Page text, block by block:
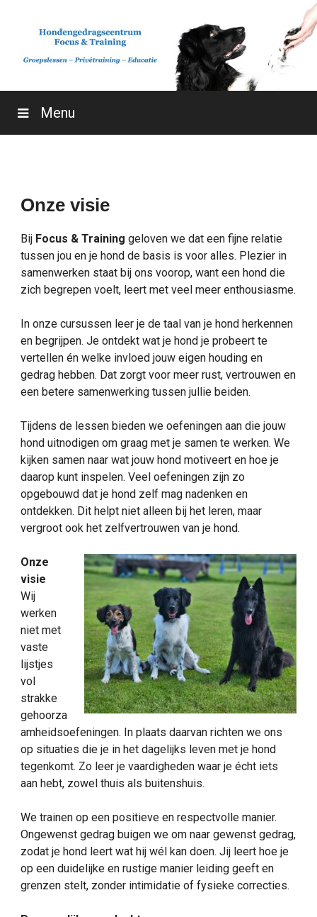
Menu
Onze visie
Bij Focus & Training geloven we dat een fijne relatie
tussen jou en je hond de basis is voor alles. Plezier in
samenwerken staat bij ons voorop, want een hond die
zich begrepen voelt, leert met veel meer enthousiasme.
In onze cursussen leer je de taal van je hond herkennen
en begrijpen. Je ontdekt wat je hond je probeert te
vertellen én welke invloed jouw eigen houding en
gedrag hebben. Dat zorgt voor meer rust, vertrouwen en
een betere samenwerking tussen jullie beiden.
Tijdens de lessen bieden we oefeningen aan die jouw
hond uitnodigen om graag met je samen te werken. We
kijken samen naar wat jouw hond motiveert en hoe je
daarop kunt inspelen. Veel oefeningen zijn zo
opgebouwd dat je hond zelf mag nadenken en
ontdekken. Dit helpt niet alleen bij het leren, maar
vergroot ook het zelfvertrouwen van je hond.
Onze
visie
Wij
werken
niet met
vaste
lijstjes
vol
strakke
gehoorza
amheidsoefeningen. In plaats daarvan richten we ons
op situaties die je in het dagelijks leven met je hond
tegenkomt. Zo leer je vaardigheden waar je écht iets
aan hebt, zowel thuis als buitenshuis.
We trainen op een positieve en respectvolle manier.
Ongewenst gedrag buigen we om naar gewenst gedrag,
zodat je hond leert wat hij wél kan doen. Jij leert hoe je
op een duidelijke en rustige manier leiding geeft en
grenzen stelt, zonder intimidatie of fysieke correcties.